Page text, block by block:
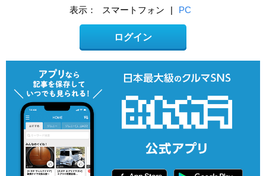
表示： スマートフォン | PC
ログイン